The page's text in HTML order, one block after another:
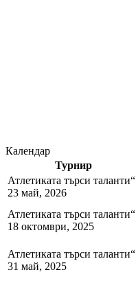
Календар
Турнир
Атлетиката търси таланти“
23 май, 2026
Атлетиката търси таланти“
18 октомври, 2025
Атлетиката търси таланти“
31 май, 2025